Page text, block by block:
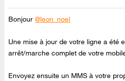
Bonjour@leon_noel
Une mise à jour de votre ligne a été
arrêt/marche complet de votre
Envoyez ensuite un MMS à votre